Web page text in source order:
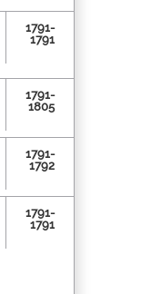
1791-
1791
1791-
1805
1791-
1792
1791-
1791